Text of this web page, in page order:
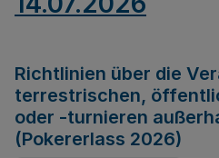
Richtlinien über die
terrestrischen,
oder -turnieren
(Pokererlass 2026)